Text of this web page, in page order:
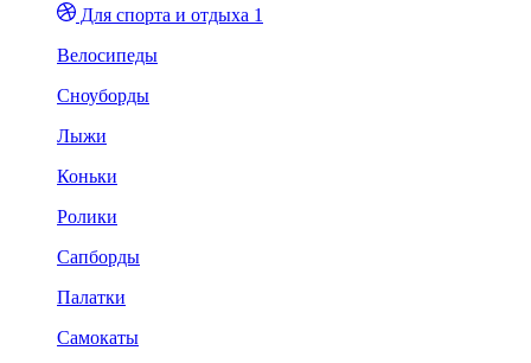
Для спорта и отдыха 1
Велосипеды
Сноуборды
Лыжи
Коньки
Ролики
Сапборды
Палатки
Самокаты